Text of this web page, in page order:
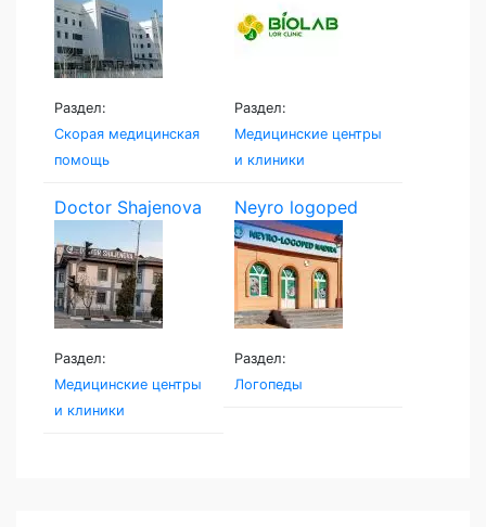
Раздел:
Скорая медицинская
помощь
Раздел:
Медицинские центры
и клиники
Doctor Shajenova
Раздел:
Медицинские центры
и клиники
Neyro logoped
Раздел:
Логопеды